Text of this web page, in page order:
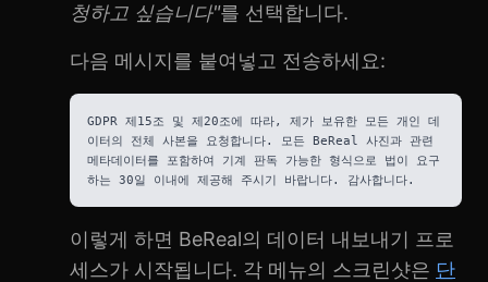
청하고 싶습니다"를 선택합니다.
다음 메시지를 붙여넣고 전송하세요:
GDPR 제15조 및 제20조에 따라, 제가 보유한 모든 개인 데
이터의 전체 사본을 요청합니다. 모든 BeReal 사진과 관련
메타데이터를 포함하여 기계 판독 가능한 형식으로 법이 요구
하는 30일 이내에 제공해 주시기 바랍니다. 감사합니다.
이렇게 하면 BeReal의 데이터 내보내기 프로
세스가 시작됩니다. 각 메뉴의 스크린샷은 단